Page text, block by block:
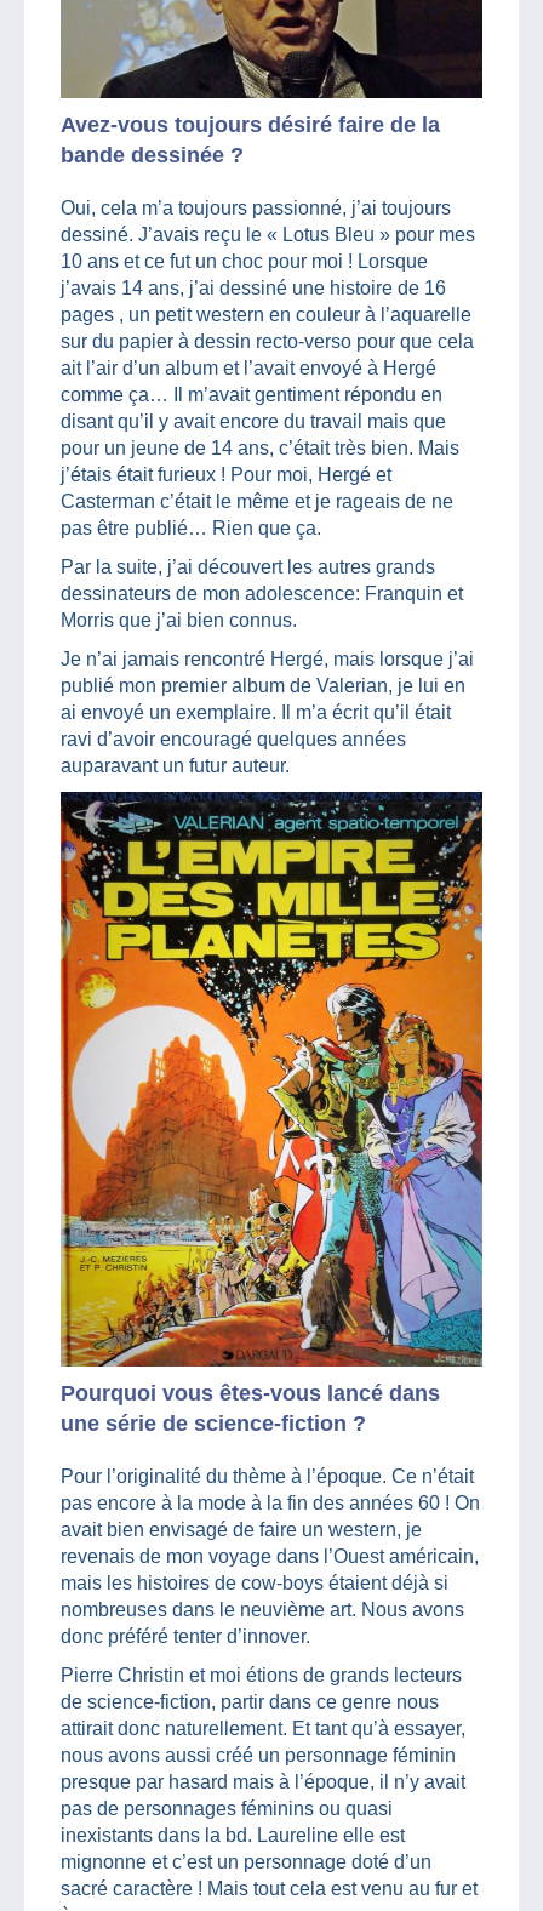
Avez-vous toujours désiré faire de la
bande dessinée ?
Oui, cela m’a toujours passionné, j’ai toujours
dessiné. J’avais reçu le « Lotus Bleu » pour mes
10 ans et ce fut un choc pour moi ! Lorsque
j’avais 14 ans, j’ai dessiné une histoire de 16
pages , un petit western en couleur à l’aquarelle
sur du papier à dessin recto-verso pour que cela
ait l’air d’un album et l’avait envoyé à Hergé
comme ça… Il m’avait gentiment répondu en
disant qu’il y avait encore du travail mais que
pour un jeune de 14 ans, c’était très bien. Mais
j’étais était furieux ! Pour moi, Hergé et
Casterman c’était le même et je rageais de ne
pas être publié… Rien que ça.
Par la suite, j’ai découvert les autres grands
dessinateurs de mon adolescence: Franquin et
Morris que j’ai bien connus.
Je n’ai jamais rencontré Hergé, mais lorsque j’ai
publié mon premier album de Valerian, je lui en
ai envoyé un exemplaire. Il m’a écrit qu’il était
ravi d’avoir encouragé quelques années
auparavant un futur auteur.
Pourquoi vous êtes-vous lancé dans
une série de science-fiction ?
Pour l’originalité du thème à l’époque. Ce n’était
pas encore à la mode à la fin des années 60 ! On
avait bien envisagé de faire un western, je
revenais de mon voyage dans l’Ouest américain,
mais les histoires de cow-boys étaient déjà si
nombreuses dans le neuvième art. Nous avons
donc préféré tenter d’innover.
Pierre Christin et moi étions de grands lecteurs
de science-fiction, partir dans ce genre nous
attirait donc naturellement. Et tant qu’à essayer,
nous avons aussi créé un personnage féminin
presque par hasard mais à l’époque, il n’y avait
pas de personnages féminins ou quasi
inexistants dans la bd. Laureline elle est
mignonne et c’est un personnage doté d’un
sacré caractère ! Mais tout cela est venu au fur et